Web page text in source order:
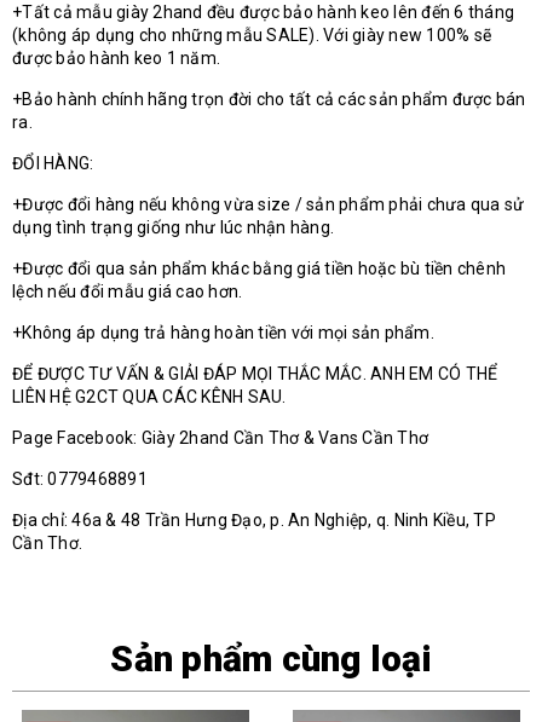
+Tất cả mẫu giày 2hand đều được bảo hành keo lên đến 6 tháng
(không áp dụng cho những mẫu SALE). Với giày new 100% sẽ
được bảo hành keo 1 năm.
+Bảo hành chính hãng trọn đời cho tất cả các sản phẩm được bán
ra.
ĐỔI HÀNG:
+Được đổi hàng nếu không vừa size / sản phẩm phải chưa qua sử
dụng tình trạng giống như lúc nhận hàng.
+Được đổi qua sản phẩm khác bằng giá tiền hoặc bù tiền chênh
lệch nếu đổi mẫu giá cao hơn.
+Không áp dụng trả hàng hoàn tiền với mọi sản phẩm.
ĐỂ ĐƯỢC TƯ VẤN & GIẢI ĐÁP MỌI THẮC MẮC. ANH EM CÓ THỂ
LIÊN HỆ G2CT QUA CÁC KÊNH SAU.
Page Facebook: Giày 2hand Cần Thơ & Vans Cần Thơ
Sđt: 0779468891
Địa chỉ: 46a & 48 Trần Hưng Đạo, p. An Nghiệp, q. Ninh Kiều, TP
Cần Thơ.
Sản phẩm cùng loại